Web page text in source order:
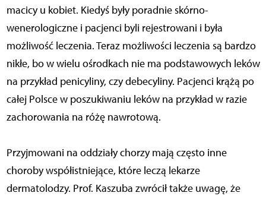
macicy u kobiet. Kiedyś były poradnie skórno-
wenerologiczne i pacjenci byli rejestrowani i była
możliwość leczenia. Teraz możliwości leczenia są bardzo
nikłe, bo w wielu ośrodkach nie ma podstawowych leków
na przykład penicyliny, czy debecyliny. Pacjenci krążą po
całej Polsce w poszukiwaniu leków na przykład w razie
zachorowania na różę nawrotową.
Przyjmowani na oddziały chorzy mają często inne
choroby współistniejące, które leczą lekarze
dermatolodzy. Prof. Kaszuba zwrócił także uwagę, że